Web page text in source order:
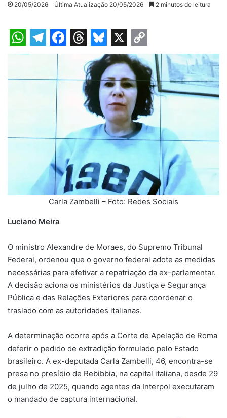
20/05/2026 Última Atualização 20/05/2026 2 minutos de leitura
W
a
A
l
r
m
F
a
c
e
b
o
o
k
r
d
s
B
l
u
e
s
k
y
X C
o
p
y
L
i
n
k
Carla Zambelli – Foto: Redes Sociais
Luciano Meira
O ministro Alexandre de Moraes, do Supremo Tribunal
Federal, ordenou que o governo federal adote as medidas
necessárias para efetivar a repatriação da ex-parlamentar.
A decisão aciona os ministérios da Justiça e Segurança
Pública e das Relações Exteriores para coordenar o
traslado com as autoridades italianas.
A determinação ocorre após a Corte de Apelação de Roma
deferir o pedido de extradição formulado pelo Estado
brasileiro. A ex-deputada Carla Zambelli, 46, encontra-se
presa no presídio de Rebibbia, na capital italiana, desde 29
de julho de 2025, quando agentes da Interpol executaram
o mandado de captura internacional.